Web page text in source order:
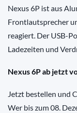
Nexus 6P ist aus
Frontlautsprecher
reagiert. Der USB-
Ladezeiten und
Nexus 6P ab jetzt
Jetzt bestellen und
Wer bis zum 08.